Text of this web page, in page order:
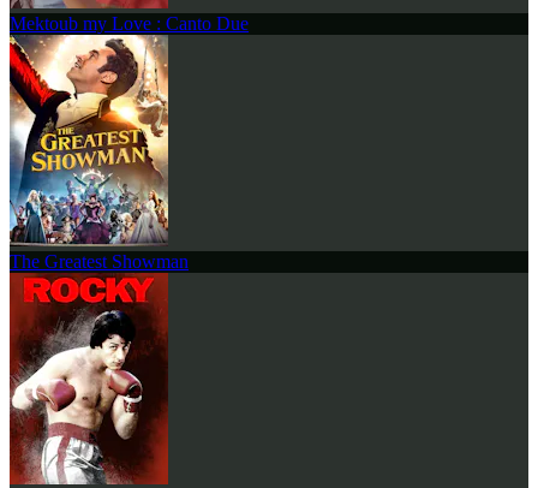
Mektoub my Love : Canto Due
The Greatest Showman